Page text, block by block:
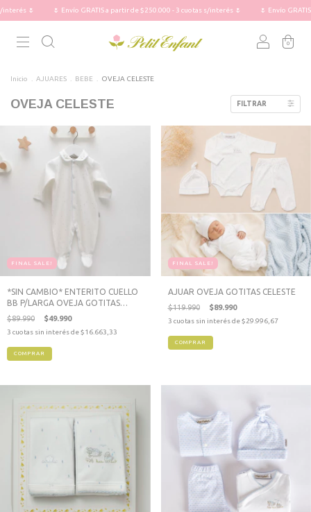
🌷 🌷 Envío GRATIS a partir de $250.000 - 3 cuotas s/interés 🌷 🌷 Envío GRATIS a
0
Inicio AJUARES BEBE OVEJA CELESTE
OVEJA CELESTE FILTRAR
FINAL SALE!
*SIN CAMBIO* ENTERITO CUELLO
BB P/LARGA OVEJA GOTITAS
CELESTE
$89.990 $49.990
3 cuotas sin interés de$16.663,33
COMPRAR
FINAL SALE!
AJUAR OVEJA GOTITAS CELESTE
$119.990 $89.990
3 cuotas sin interés de$29.996,67
COMPRAR